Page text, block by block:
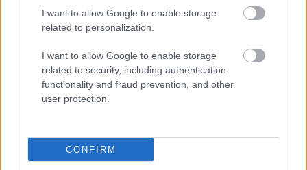
I want to allow Google to enable storage
related to personalization.
I want to allow Google to enable storage
related to security, including authentication
functionality and fraud prevention, and other
user protection.
CONFIRM